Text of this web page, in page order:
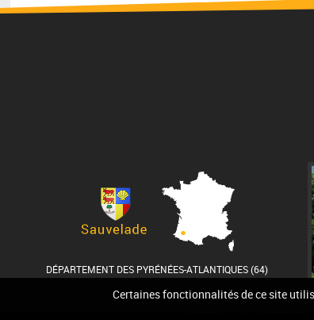
Certaines fonctionnalités de ce site
DÉPARTEMENT DES PYRÉNÉES-ATLANTIQUES (64)